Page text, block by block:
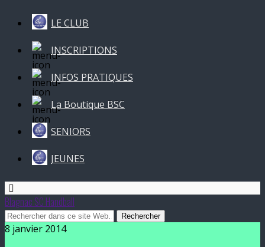
LE CLUB
INSCRIPTIONS
INFOS PRATIQUES
La Boutique BSC
SENIORS
JEUNES
Blagnac SC Handball
8 janvier 2014